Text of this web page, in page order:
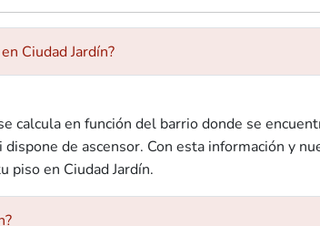
Ciudad Jardín?
calcula en función del barrio donde se
de ascensor. Con esta información y
piso en Ciudad Jardín.